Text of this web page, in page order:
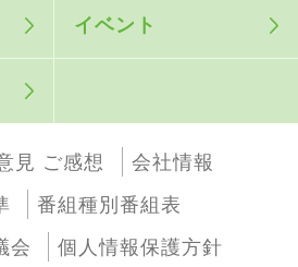
イベント
見 ご感想
会社情報
番組種別番組表
会
個人情報保護方針